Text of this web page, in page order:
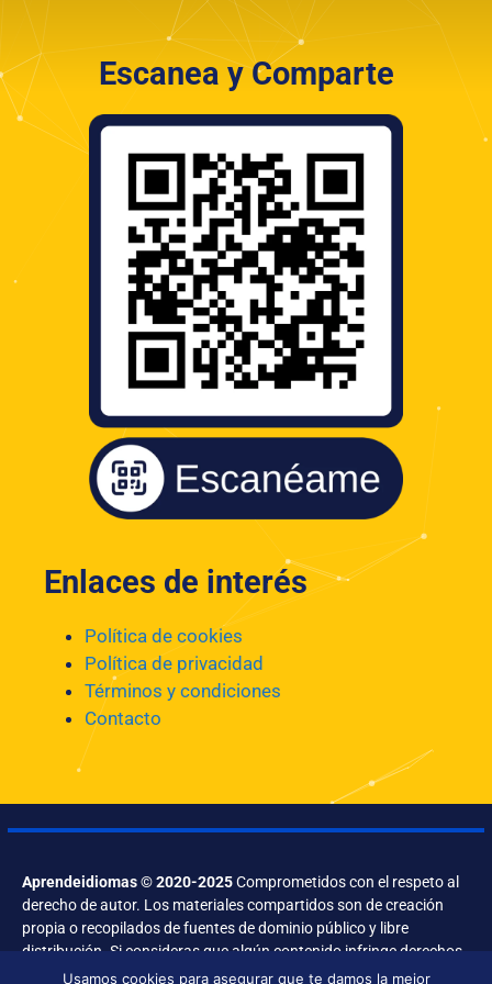
Escanea y Comparte
Enlaces de interés
Política de cookies
Política de privacidad
Términos y condiciones
Contacto
Aprendeidiomas © 2020-2025Comprometidos con el respeto al
derecho de autor. Los materiales compartidos son de creación
propia o recopilados de fuentes de dominio público y libre
distribución. Si consideras que algún contenido infringe derechos,
contáctanos.
Usamos cookies para asegurar que te damos la mejor